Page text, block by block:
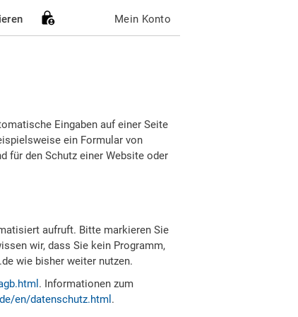
Mein Konto
Eingaben auf einer Seite
ein Formular von
für den Schutz einer Website oder
aufruft. Bitte markieren Sie
wir, dass Sie kein Programm,
wie bisher weiter nutzen.
. Informationen zum
en/datenschutz.html .